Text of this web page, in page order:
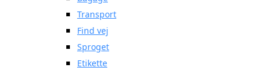
Transport
Find vej
Sproget
Etikette